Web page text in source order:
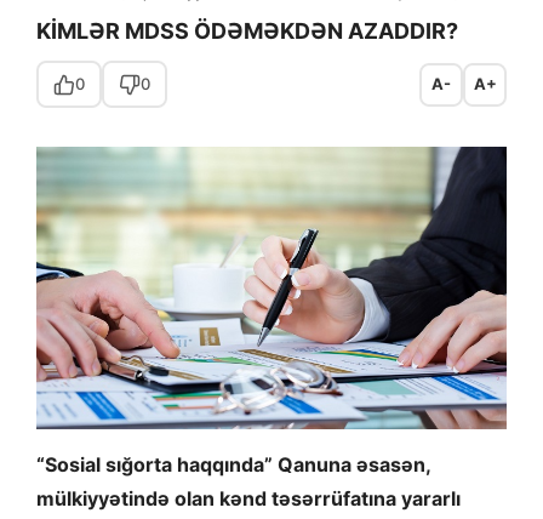
KİMLƏR MDSS ÖDƏMƏKDƏN AZADDIR?
0 0 A- A+
“Sosial sığorta haqqında” Qanuna əsasən,
mülkiyyətində olan kənd təsərrüfatına yararlı